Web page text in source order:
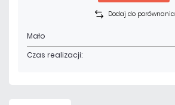
Dodaj do porównania
Mało
Czas realizacji: